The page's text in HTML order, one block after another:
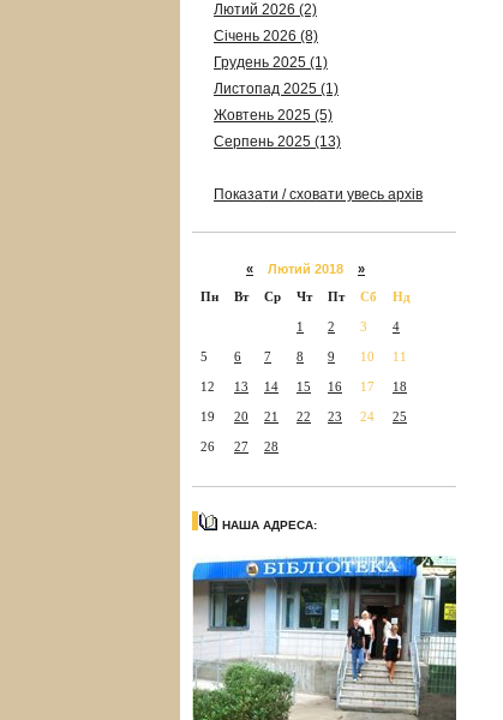
Лютий 2026 (2)
Січень 2026 (8)
Грудень 2025 (1)
Листопад 2025 (1)
Жовтень 2025 (5)
Серпень 2025 (13)
Показати / сховати увесь архів
« Лютий 2018 »
Пн
Вт Ср Чт Пт Сб Нд
1 2 3 4
5 6 7 8 9 10 11
12 13 14 15 16 17 18
19 20 21 22 23 24 25
26 27 28
НАША АДРЕСА: